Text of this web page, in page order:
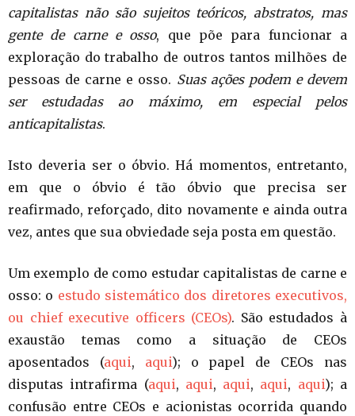
capitalistas não são sujeitos teóricos,abstratos,mas
gente de carne e osso, que põe para funcionar a
exploração do trabalho de outros tantos milhões de
pessoas de carne e osso. Suas ações podem e devem
ser estudadas ao máximo, em especial pelos
anticapitalistas.
Isto deveria ser o óbvio. Há momentos, entretanto,
em que o óbvio é tão óbvio que precisa ser
reafirmado, reforçado, dito novamente e ainda outra
vez, antes que sua obviedade seja posta em questão.
Um exemplo de como estudar capitalistas de carne e
osso: o estudo sistemático dos diretores executivos,
ou chief executive officers (CEOs). São estudados à
exaustão temas como a situação de CEOs
aposentados (aqui, aqui); o papel de CEOs nas
disputas intrafirma (aqui, aqui, aqui, aqui, aqui); a
confusão entre CEOs e acionistas ocorrida quando